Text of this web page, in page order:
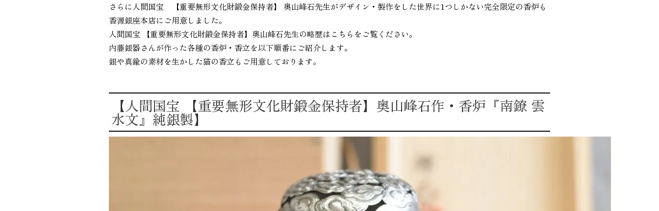
さらに人間国宝 【重要無形文化財鍛金保持者】 奥山峰石先生がデザイン・製作をした世界に1つしかない完全限定の香炉も
香源銀座本店にご用意しました。
人間国宝 【重要無形文化財鍛金保持者】奥山峰石先生の略歴はこちらをご覧ください。
内藤銀器さんが作った各種の香炉・香立を以下順番にご紹介します。
銀や真鍮の素材を生かした猫の香立もご用意しております。
【人間国宝 【重要無形文化財鍛金保持者】奥山峰石作・香炉『南鐐 雲
水文』純銀製】